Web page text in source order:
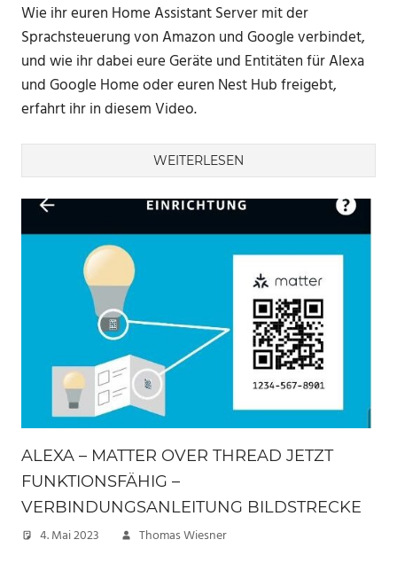
Wie ihr euren Home Assistant Server mit der
Sprachsteuerung von Amazon und Google verbindet,
und wie ihr dabei eure Geräte und Entitäten für Alexa
und Google Home oder euren Nest Hub freigebt,
erfahrt ihr in diesem Video.
WEITERLESEN
ALEXA – MATTER OVER THREAD JETZT
FUNKTIONSFÄHIG –
VERBINDUNGSANLEITUNG BILDSTRECKE
4. Mai 2023 Thomas Wiesner